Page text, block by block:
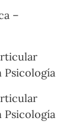
–
Psicología
Psicología